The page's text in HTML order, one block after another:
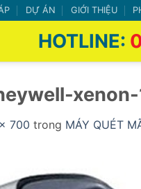
DỰ ÁN GIỚI THIỆU
HOTLINE:
700 trong MÁY QUÉT